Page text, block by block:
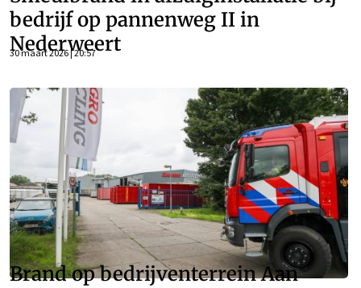
bedrijf op pannenweg II in
Nederweert
30 maart 2026 | 20:57
Brand op bedrijventerrein Aan